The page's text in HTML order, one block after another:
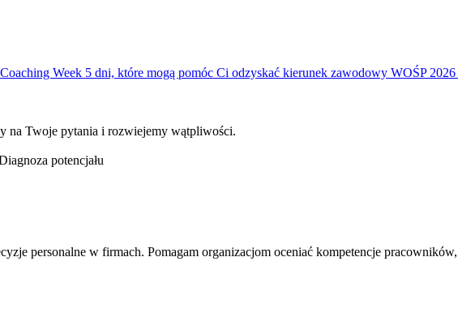
Week 5 dni, które mogą pomóc Ci odzyskać kierunek zawodowy WOŚP
na Twoje pytania i rozwiejemy wątpliwości.
potencjału
personalne w firmach. Pomagam organizacjom oceniać kompetencje